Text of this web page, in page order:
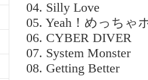
04. Silly Love
05. Yeah！めっちゃ
06. CYBER DIVER
07. System Monster
08. Getting Better